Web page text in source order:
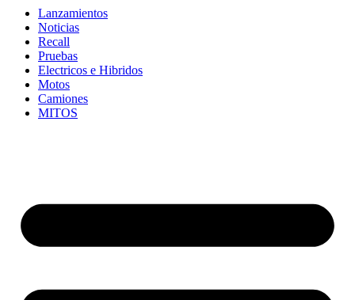
Lanzamientos
Noticias
Recall
Pruebas
Electricos e Hibridos
Motos
Camiones
MITOS